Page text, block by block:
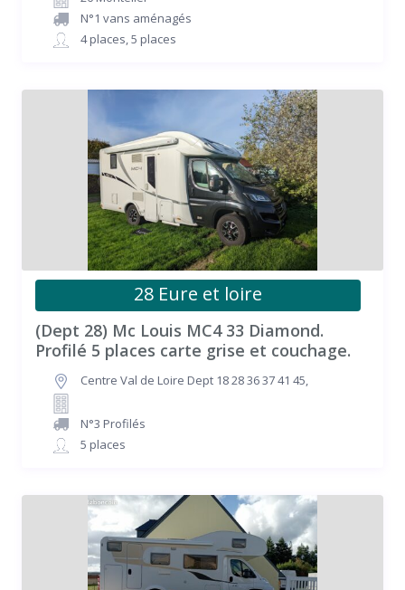
N°1 vans aménagés
4 places,5 places
28 Eure et loire
(Dept 28) Mc Louis MC4 33 Diamond.
Profilé 5 places carte grise et couchage.
Centre Val de Loire Dept 18 28 36 37 41 45,
N°3 Profilés
5 places